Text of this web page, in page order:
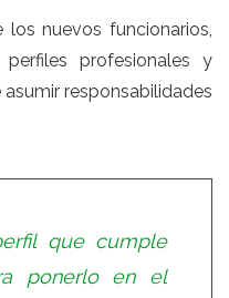
nuevos funcionarios,
profesionales y
responsabilidades
que cumple
ponerlo en el